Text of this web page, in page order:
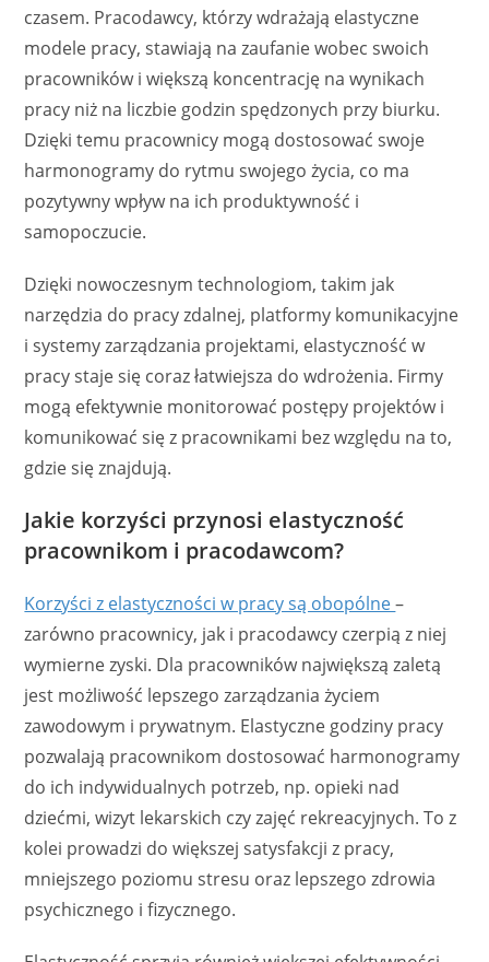
czasem. Pracodawcy, którzy wdrażają elastyczne
modele pracy, stawiają na zaufanie wobec swoich
pracowników i większą koncentrację na wynikach
pracy niż na liczbie godzin spędzonych przy biurku.
Dzięki temu pracownicy mogą dostosować swoje
harmonogramy do rytmu swojego życia, co ma
pozytywny wpływ na ich produktywność i
samopoczucie.
Dzięki nowoczesnym technologiom, takim jak
narzędzia do pracy zdalnej, platformy komunikacyjne
i systemy zarządzania projektami, elastyczność w
pracy staje się coraz łatwiejsza do wdrożenia. Firmy
mogą efektywnie monitorować postępy projektów i
komunikować się z pracownikami bez względu na to,
gdzie się znajdują.
Jakie korzyści przynosi elastyczność
pracownikom i pracodawcom?
Korzyści z elastyczności w pracy są obopólne–
zarówno pracownicy, jak i pracodawcy czerpią z niej
wymierne zyski. Dla pracowników największą zaletą
jest możliwość lepszego zarządzania życiem
zawodowym i prywatnym. Elastyczne godziny pracy
pozwalają pracownikom dostosować harmonogramy
do ich indywidualnych potrzeb, np. opieki nad
dziećmi, wizyt lekarskich czy zajęć rekreacyjnych. To z
kolei prowadzi do większej satysfakcji z pracy,
mniejszego poziomu stresu oraz lepszego zdrowia
psychicznego i fizycznego.